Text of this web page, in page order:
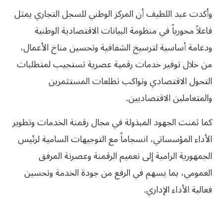
وأكدت عبد اللطيف أن المركز الوطني للسجل التجاري يمثل
فاعلاً محورياً في منظومة البيانات الاقتصادية الوطنية
ودعامة أساسية لترسيخ الشفافية وتحسين مناخ الأعمال،
من خلال توفير خدمات رقمية عصرية تستجيب لمتطلبات
التحول الاقتصادي وتواكب تطلعات المستثمرين
والمتعاملين الاقتصاديين.
كما ثمنت الجهود المبذولة في مجال رقمنة الخدمات وتطوير
الأداء المؤسساتي، انسجاماً مع التوجيهات السامية لرئيس
الجمهورية الرامية إلى تعميم الرقمنة وعصرنة المرفق
العمومي، بما يسهم في الرفع من جودة الخدمة وتحسين
فعالية الأداء الإداري.